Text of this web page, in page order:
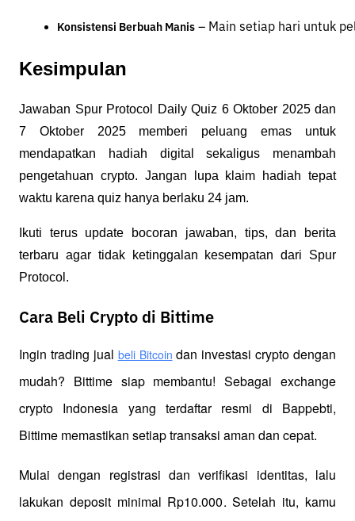
Konsistensi Berbuah Manis – Main setiap hari untuk
Kesimpulan
Jawaban Spur Protocol Daily Quiz 6 Oktober 2025 dan
7 Oktober 2025 memberi peluang emas untuk
mendapatkan hadiah digital sekaligus menambah
pengetahuan crypto. Jangan lupa klaim hadiah tepat
waktu karena quiz hanya berlaku 24 jam.
Ikuti terus update bocoran jawaban, tips, dan berita
terbaru agar tidak ketinggalan kesempatan dari Spur
Protocol.
Cara Beli Crypto di Bittime
Ingin trading jual beli Bitcoin dan investasi crypto dengan
mudah? Bittime siap membantu! Sebagai exchange
crypto Indonesia yang terdaftar resmi di Bappebti,
Bittime memastikan setiap transaksi aman dan cepat.
Mulai dengan registrasi dan verifikasi identitas, lalu
lakukan deposit minimal Rp10.000. Setelah itu, kamu